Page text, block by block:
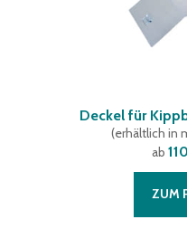
Deckel für
(erhältlich in
ab
ZUM